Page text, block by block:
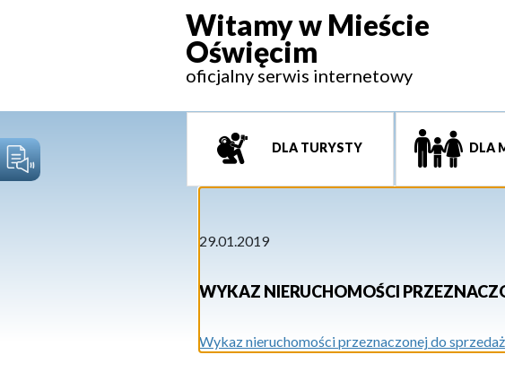
Witamy w Mieście
Oświęcim
oficjalny serwis internetowy
DLA TURYSTY DLA
29.01.2019
WYKAZ NIERUCHOMOŚCI
Wykaz nieruchomości przeznaczonej do